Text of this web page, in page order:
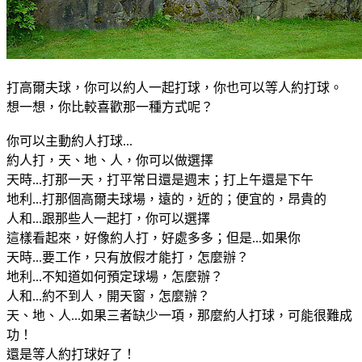
打高爾夫球，你可以約人一起打球，你也可以等人約打球。
想一想，你比較喜歡那一種方式呢？
你可以主動約人打球...
約人打，天、地、人，你可以做選擇
天時...打那一天，打平常日還是週末；打上午還是下午
地利...打那個高爾夫球場，遠的，近的；便宜的，昂貴的
人和...跟那些人一起打，你可以選擇
這樣看起來，好像約人打，好處多多；但是...如果你
天時...要工作，只有放假才能打，怎麼辦？
地利...不知道如何預定球場，怎麼辦？
人和...約不到人，開天窗，怎麼辦？
天、地、人...如果三者缺少一項，那麼約人打球，可能很難成
功！
還是等人約打球好了！